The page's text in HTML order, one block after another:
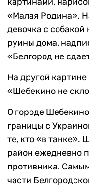
«Малая Родина».
девочка с
руины дома,
«Белгород не
На другой
«Шебекино не
О городе
границы с
те, кто «в танке».
район ежедневно
противника.
части